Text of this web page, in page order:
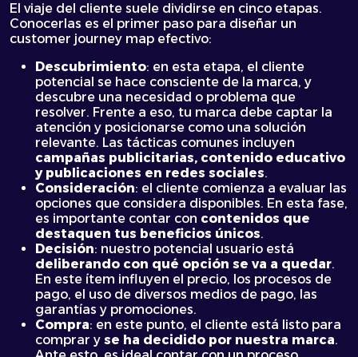
El viaje del cliente suele dividirse en cinco etapas.
Conocerlas es el primer paso para diseñar un
customer journey map efectivo:
Descubrimiento: en esta etapa, el cliente
potencial se hace consciente de la marca, y
descubre una necesidad o problema que
resolver. Frente a eso, tu marca debe captar la
atención y posicionarse como una solución
relevante. Las tácticas comunes incluyen
campañas publicitarias, contenido educativo
y publicaciones en redes sociales.
Consideración: el cliente comienza a evaluar las
opciones que considera disponibles. En esta fase,
es importante contar con contenidos que
destaquen tus beneficios únicos.
Decisión: nuestro potencial usuario está
deliberando con qué opción se va a quedar.
En este ítem influyen el precio, los procesos de
pago, el uso de diversos medios de pago, las
garantías y promociones.
Compra: en este punto, el cliente está listo para
comprar y se ha decidido por nuestra marca.